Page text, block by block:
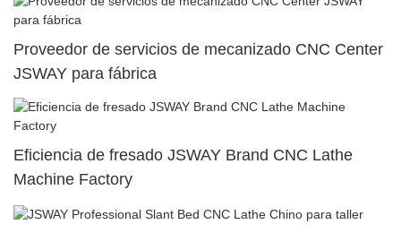
Proveedor de servicios de mecanizado CNC Center
JSWAY para fábrica
Eficiencia de fresado JSWAY Brand CNC Lathe
Machine Factory